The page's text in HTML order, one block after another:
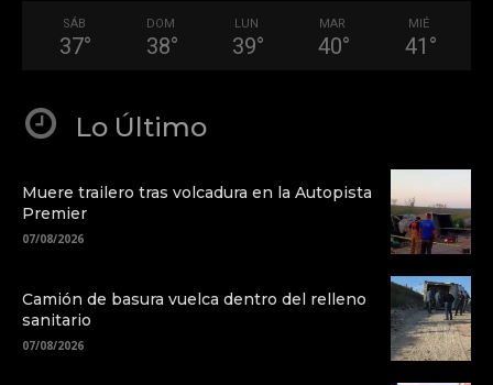
SÁB
37°
DOM
38°
LUN
39°
MAR
40°
MIÉ
41 °
Lo Último
Muere trailero tras volcadura en la Autopista
Premier
07/08/2026
Camión de basura vuelca dentro del relleno
sanitario
07/08/2026